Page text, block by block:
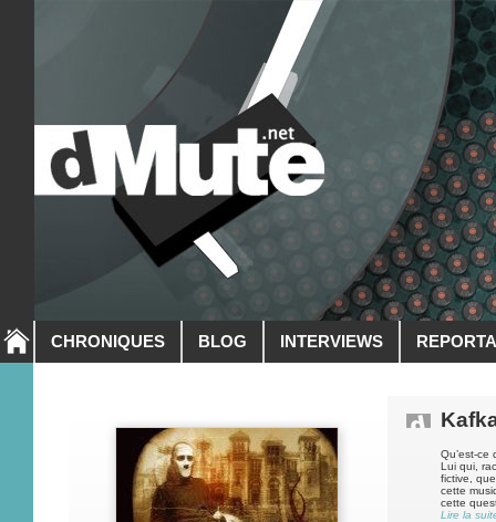
CHRONIQUES BLOG INTERVIEWS
Qu’est-
Lui qui,
fictive,
cette
cette
Lire la